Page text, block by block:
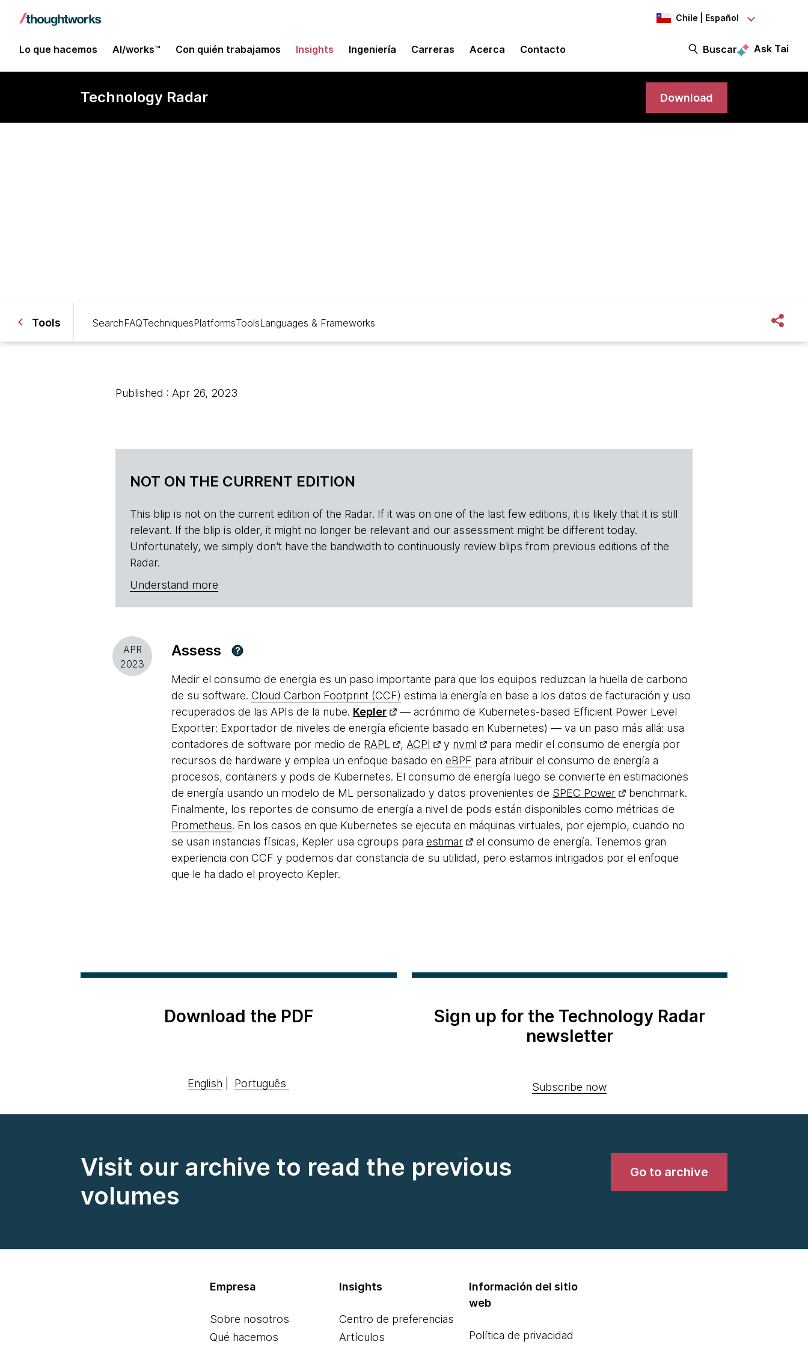
Chile | Español
Lo que hacemos AI/works™ Con quién trabajamos Insights Ingeniería Carreras Acerca Contacto Buscar Ask Tai
Technology Radar Download
Tools SearchFAQTechniquesPlatformsToolsLanguages & Frameworks
Published : Apr 26, 2023
NOT ON THE CURRENT EDITION
This blip is not on the current edition of the Radar. If it was on one of the last few editions, it is likely that it is still
relevant. If the blip is older, it might no longer be relevant and our assessment might be different today.
Unfortunately, we simply don't have the bandwidth to continuously review blips from previous editions of the
Radar.
Understand more
APR
2023
Assess ?
Medir el consumo de energía es un paso importante para que los equipos reduzcan la huella de carbono
de su software. Cloud Carbon Footprint (CCF) estima la energía en base a los datos de facturación y uso
recuperados de las APIs de la nube. Kepler
— acrónimo de Kubernetes-based Efficient Power Level
Exporter: Exportador de niveles de energía eficiente basado en Kubernetes) — va un paso más allá: usa
contadores de software por medio de RAPL , ACPI y nvml
para medir el consumo de energía por
recursos de hardware y emplea un enfoque basado en eBPF para atribuir el consumo de energía a
procesos, containers y pods de Kubernetes. El consumo de energía luego se convierte en estimaciones
de energía usando un modelo de ML personalizado y datos provenientes de SPEC Power
benchmark.
Finalmente, los reportes de consumo de energía a nivel de pods están disponibles como métricas de
Prometheus. En los casos en que Kubernetes se ejecuta en máquinas virtuales, por ejemplo, cuando no
se usan instancias físicas, Kepler usa cgroups para estimar
el consumo de energía. Tenemos gran
experiencia con CCF y podemos dar constancia de su utilidad, pero estamos intrigados por el enfoque
que le ha dado el proyecto Kepler.
Download the PDF
English Português
Sign up for the Technology Radar
newsletter
Subscribe now
Visit our archive to read the previous
volumes
Go to archive
Empresa
Sobre nosotros
Qué hacemos
Insights
Centro de preferencias
Artículos
Información del sitio
web
Política de privacidad